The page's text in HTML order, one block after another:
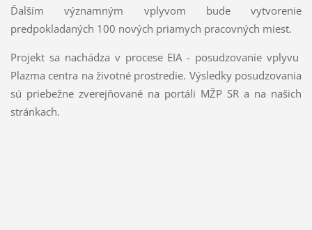
Ďalším významným vplyvom bude vytvorenie
predpokladaných 100 nových priamych pracovných miest.
Projekt sa nachádza v procese EIA - posudzovanie vplyvu
Plazma centra na životné prostredie. Výsledky posudzovania
sú priebežne zverejňované na portáli MŽP SR a na našich
stránkach.